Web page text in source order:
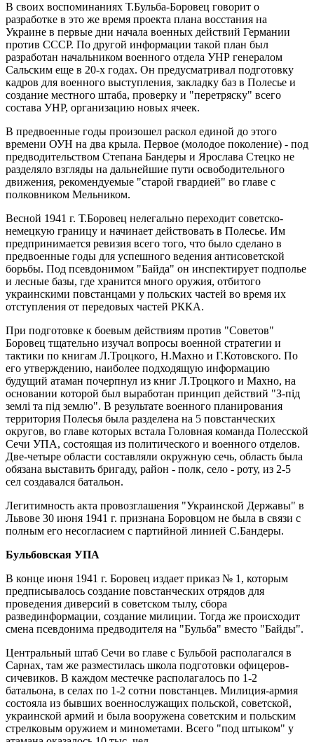
В своих воспоминаниях Т.Бульба-Боровец говорит о
разработке в это же время проекта плана восстания на
Украине в первые дни начала военных действий Германии
против СССР. По другой информации такой план был
разработан начальником военного отдела УНР генералом
Сальским еще в 20-х годах. Он предусматривал подготовку
кадров для военного выступления, закладку баз в Полесье и
создание местного штаба, проверку и "перетряску" всего
состава УНР, организацию новых ячеек.
В предвоенные годы произошел раскол единой до этого
времени ОУН на два крыла. Первое (молодое поколение) - под
предводительством Степана Бандеры и Ярослава Стецко не
разделяло взгляды на дальнейшие пути освободительного
движения, рекомендуемые "старой гвардией" во главе с
полковником Мельником.
Весной 1941 г. Т.Боровец нелегально переходит советско-
немецкую границу и начинает действовать в Полесье. Им
предпринимается ревизия всего того, что было сделано в
предвоенные годы для успешного ведения антисоветской
борьбы. Под псевдонимом "Байда" он инспектирует подполье
и лесные базы, где хранится много оружия, отбитого
украинскими повстанцами у польских частей во время их
отступления от передовых частей РККА.
При подготовке к боевым действиям против "Советов"
Боровец тщательно изучал вопросы военной стратегии и
тактики по книгам Л.Троцкого, Н.Махно и Г.Котовского. По
его утверждению, наиболее подходящую информацию
будущий атаман почерпнул из книг Л.Троцкого и Махно, на
основании которой был выработан принцип действий "З-пiд
землi та пiд землю". В результате военного планирования
территория Полесья была разделена на 5 повстанческих
округов, во главе которых встала Головная команда Полесской
Сечи УПА, состоящая из политического и военного отделов.
Две-четыре области составляли окружную сечь, область была
обязана выставить бригаду, район - полк, село - роту, из 2-5
сел создавался батальон.
Легитимность акта провозглашения "Украинской Державы" в
Львове 30 июня 1941 г. признана Боровцом не была в связи с
полным его несогласием с партийной линией С.Бандеры.
Бульбовская УПА
В конце июня 1941 г. Боровец издает приказ № 1, которым
предписывалось создание повстанческих отрядов для
проведения диверсий в советском тылу, сбора
развединформации, создание милиции. Тогда же происходит
смена псевдонима предводителя на "Бульба" вместо "Байды".
Центральный штаб Сечи во главе с Бульбой располагался в
Сарнах, там же разместилась школа подготовки офицеров-
сичевиков. В каждом местечке располагалось по 1-2
батальона, в селах по 1-2 сотни повстанцев. Милиция-армия
состояла из бывших военнослужащих польской, советской,
украинской армий и была вооружена советским и польским
стрелковым оружием и минометами. Всего "под штыком" у